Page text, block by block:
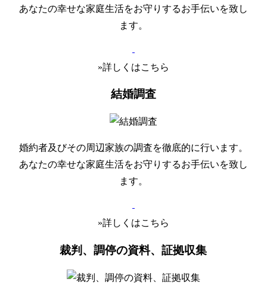
あなたの幸せな家庭生活をお守りするお手伝いを致し
ます。
»詳しくはこちら
結婚調査
婚約者及びその周辺家族の調査を徹底的に行います。
あなたの幸せな家庭生活をお守りするお手伝いを致し
ます。
»詳しくはこちら
裁判、調停の資料、証拠収集